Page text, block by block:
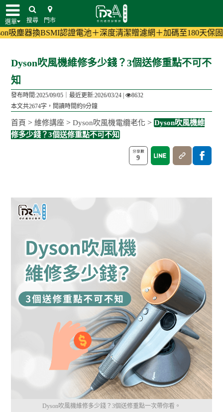
選單 搜尋 門市
認證電池＋深度清潔贈濾網＋加碼至180天保固!(活動詳情)
Dyson吹風機維修多少錢？3個送修重點不可不
知
發布時間:2025/09/05｜最近更新:2026/03/24 |
8632
本文共2674字，閱讀時間約9分鐘
首頁 >維修講座 >Dyson吹風機電纜老化 > Dyson吹風機維
修多少錢？3個送修重點不可不知
9
Dyson吹風機維修多少錢？3個送修重點一次帶你看。